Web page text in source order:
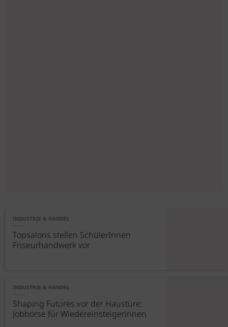
INDUSTRIE & HANDEL
Topsalons stellen SchülerInnen
Friseurhandwerk vor
INDUSTRIE & HANDEL
Shaping Futures vor der Haustüre:
Jobbörse für Wiedereinsteigerinnen